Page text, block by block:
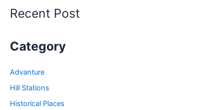
in
Recent Post
Category
Advanture
Hill Stations
Historical Places